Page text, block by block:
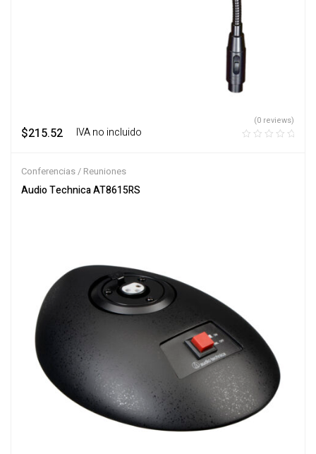
$215.52 ‎ ‎ ‎ IVA no incluido
(0 reviews)
Conferencias / Reuniones
Audio Technica AT8615RS